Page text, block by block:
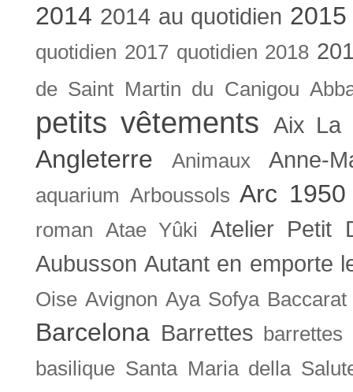
2014 2014 au quotidien
quotidien 2017 quotidien 2018
de Saint Martin du Canigou
petits vêtements Aix La
Angleterre Animaux Anne-
aquarium Arboussols Arc 1950
roman Atae Yûki
Atelier Petit
Aubusson Autant en emporte
Oise Avignon Aya Sofya Baccarat
Barcelona Barrettes barrettes
basilique Santa Maria della